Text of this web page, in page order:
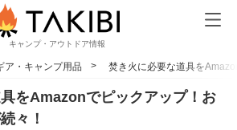
キャンプ・アウトドア情報
ア・キャンプ用品 焚き火に必要な道具を
をAmazonでピックアップ！お
々！